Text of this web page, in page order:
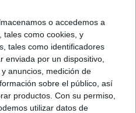
o accedemos a
tales como cookies, y
tales como identificadores
enviada por un dispositivo,
anuncios, medición de
sobre el público, así
productos. Con su permiso,
utilizar datos de
ministros
de Ceuta
y Cookies